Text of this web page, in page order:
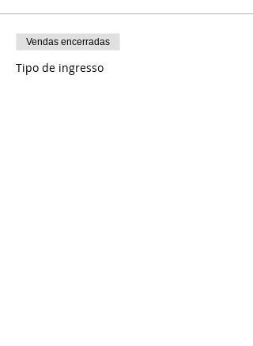
Vendas encerradas
Tipo de ingresso